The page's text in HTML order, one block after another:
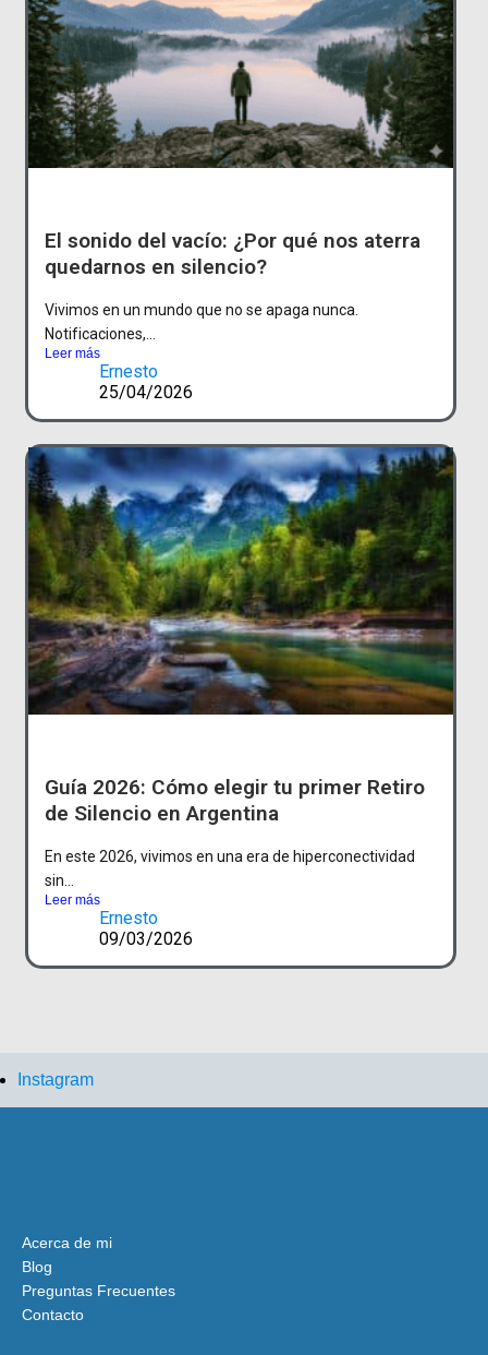
El sonido del vacío: ¿Por qué nos aterra
quedarnos en silencio?
Vivimos en un mundo que no se apaga nunca.
Notificaciones,...
Leer más
Ernesto
25/04/2026
Guía 2026: Cómo elegir tu primer Retiro
de Silencio en Argentina
En este 2026, vivimos en una era de hiperconectividad
sin...
Leer más
Ernesto
09/03/2026
Instagram
Acerca de mi
Blog
Preguntas Frecuentes
Contacto